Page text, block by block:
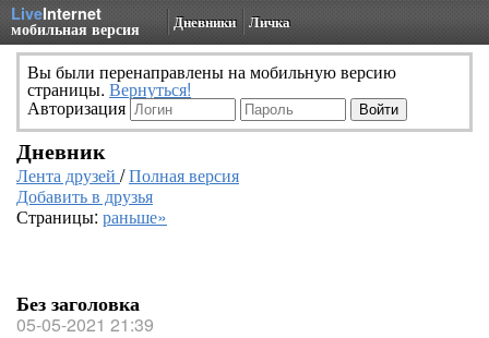
LiveInternet
мобильная версия Дневники Личка
Вы были перенаправлены на мобильную версию
страницы. Вернуться!
Авторизация
Дневник
Лента друзей /Полная версия
Добавить в друзья
Страницы: раньше»
Без заголовка
05-05-2021 21:39